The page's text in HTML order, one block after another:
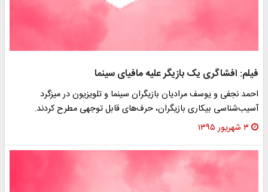
فیلم: افشاگری یک بازیگر علیه مافیای سینما
احمد نجفی و یوسف مرادیان بازیگران سینما و تلویزیون در میزگرد
آسیب‌شناسی بیکاری بازیگران، حرف‌های قابل توجهی مطرح کردند.
۳ شهریور ۱۳۹۵